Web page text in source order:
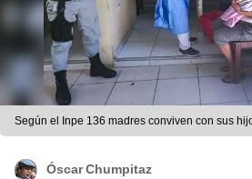
Según el Inpe 136 madres conviven con sus
Óscar Chumpitaz